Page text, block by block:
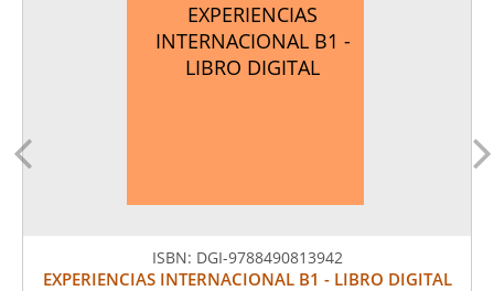
EXPERIENCIAS
INTERNACIONAL B1 -
LIBRO DIGITAL
ISBN: DGI-9788490813942
EXPERIENCIAS INTERNACIONAL B1 - LIBRO DIGITAL